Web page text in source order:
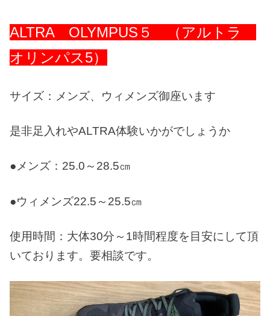
ALTRA OLYMPUS５ （アルトラ
オリンパス5）
サイズ：メンズ、ウィメンズ御座います
是非足入れやALTRA体験いかがでしょうか
●メンズ：25.0～28.5㎝
●ウィメンズ22.5～25.5㎝
使用時間：大体30分～1時間程度を目安にして頂
いております。要相談です。